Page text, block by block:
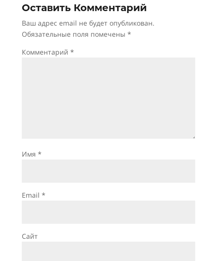
Оставить Комментарий
Ваш адрес email не будет опубликован.
Обязательные поля помечены *
Комментарий *
Имя *
Email *
Сайт